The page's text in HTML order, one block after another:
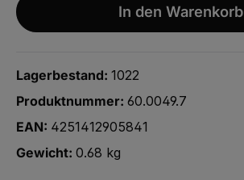
In den Warenkorb
Lagerbestand: 1022
Produktnummer: 60.0049.7
EAN: 4251412905841
Gewicht: 0.68 kg